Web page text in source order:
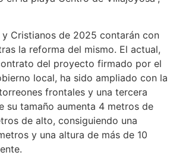
y Cristianos de 2025 contarán con
la reforma del mismo. El actual,
del proyecto firmado por el
local, ha sido ampliado con la
frontales y una tercera
su tamaño aumenta 4 metros de
de alto, consiguiendo una
y una altura de más de 10